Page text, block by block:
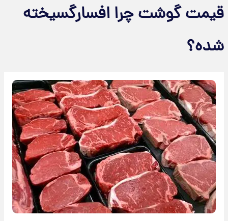
قیمت گوشت چرا افسارگسیخته
شده؟